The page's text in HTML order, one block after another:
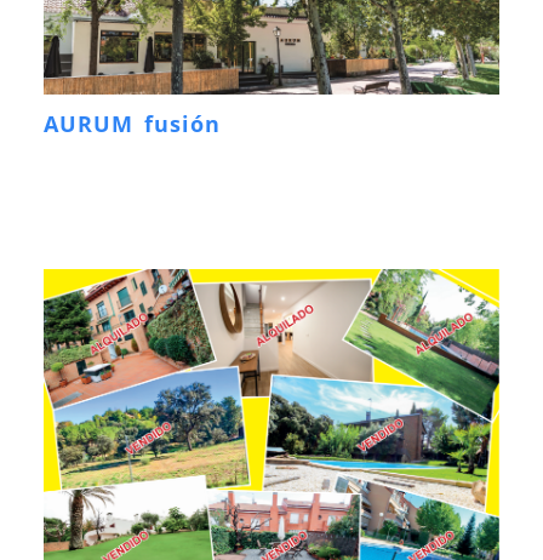
AURUM fusión